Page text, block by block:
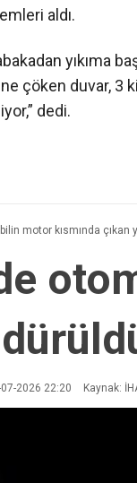
aldı.
yıkıma
çöken duvar, 3
dedi.
motor kısmında çıkan
2026 22:20 Kaynak: